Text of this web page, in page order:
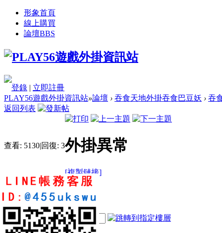
形象首頁
線上購買
論壇BBS
登錄 | 立即註冊
PLAY56遊戲外掛資訊站»論壇 › 吞食天地外掛吞食巴豆妖 › 吞
返回列表
查看: 5130|回復: 3外掛異常
[複製鏈接]
t3130810
5
主題
7
帖子
53
積分
電梯直達
樓主